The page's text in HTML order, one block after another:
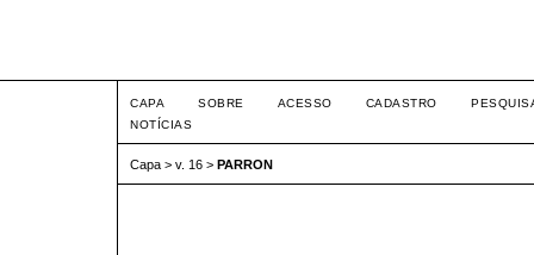
CAPA SOBRE ACESSO CADASTRO
NOTÍCIAS
Capa > v. 16 > PARRON